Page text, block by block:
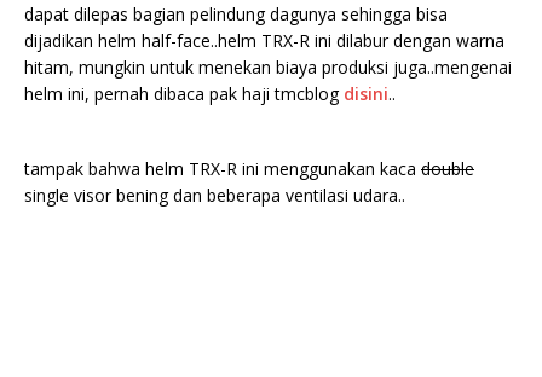
dapat dilepas bagian pelindung dagunya sehingga bisa
dijadikan helm half-face..helm TRX-R ini dilabur dengan warna
hitam, mungkin untuk menekan biaya produksi juga..mengenai
helm ini, pernah dibaca pak haji tmcblog disini..
tampak bahwa helm TRX-R ini menggunakan kaca double
single visor bening dan beberapa ventilasi udara..